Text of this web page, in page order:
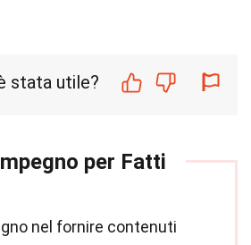
stata utile?
per Fatti
nel fornire contenuti